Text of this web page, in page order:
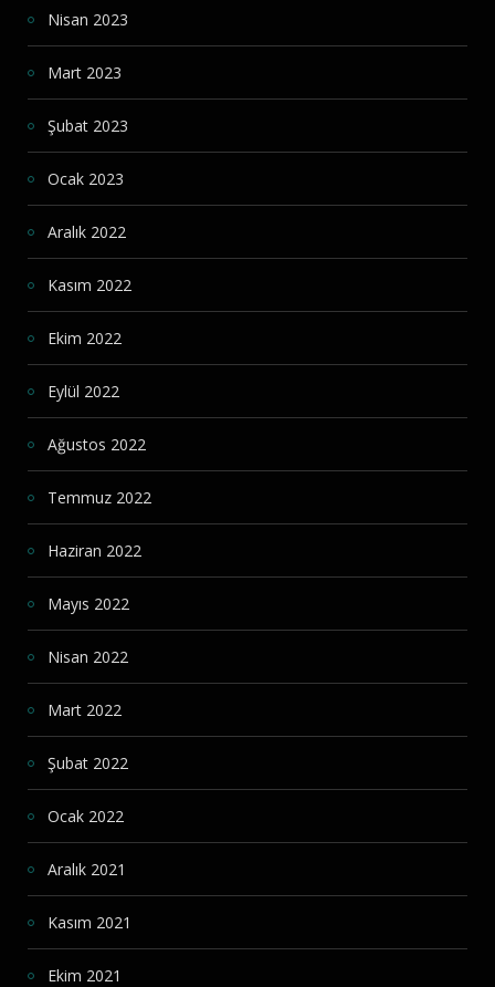
Nisan 2023
Mart 2023
Şubat 2023
Ocak 2023
Aralık 2022
Kasım 2022
Ekim 2022
Eylül 2022
Ağustos 2022
Temmuz 2022
Haziran 2022
Mayıs 2022
Nisan 2022
Mart 2022
Şubat 2022
Ocak 2022
Aralık 2021
Kasım 2021
Ekim 2021